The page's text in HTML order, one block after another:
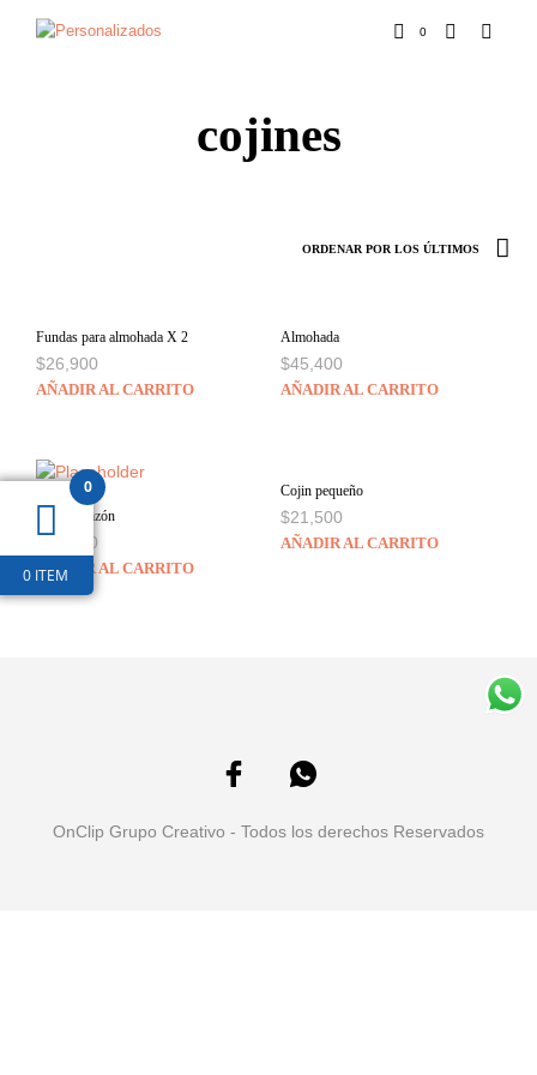
0
cojines
Fundas para almohada X 2
$26,900
AÑADIR AL CARRITO
Almohada
$45,400
AÑADIR AL CARRITO
Cojín corazón
23,600
AÑADIR AL CARRITO
Cojin pequeño
$21,500
AÑADIR AL CARRITO
OnClip Grupo Creativo - Todos los derechos Reservados
0
0 ITEM